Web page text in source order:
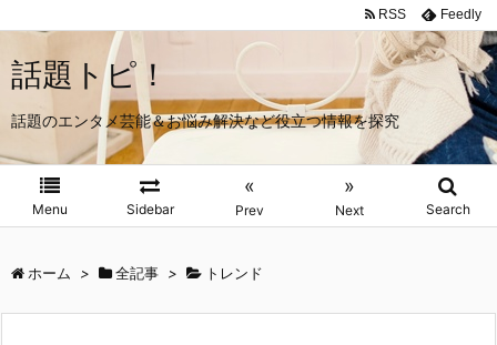
話題トピ！
話題のエンタメ芸能＆お悩み解決など役立つ情報を探究
Menu Sidebar
«
Prev
»
Next Search
RSS Feedly
ホーム > 全記事 > トレンド